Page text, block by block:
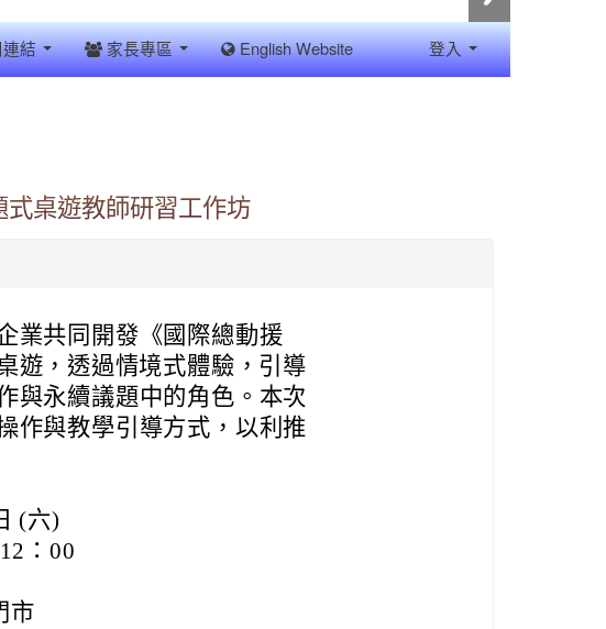
連結 家長專區 English Website 登入
式桌遊教師研習工作坊
業共同開發《國際總動援
遊，透過情境式體驗，引導
與永續議題中的角色。本次
作與教學引導方式，以利推
(六)
：00
市